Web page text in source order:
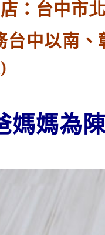
：台中市
台中以南、
媽媽為